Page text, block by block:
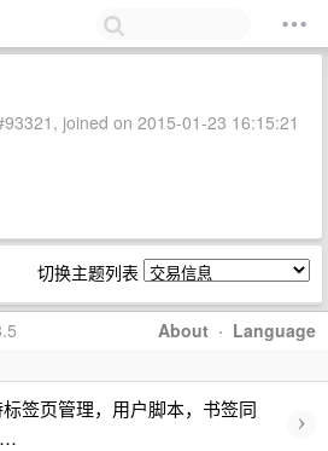
joined on 2015-01-23 16:15:21
切换主题列表
About · Language
签页管理，用户脚本，书签同
…
›